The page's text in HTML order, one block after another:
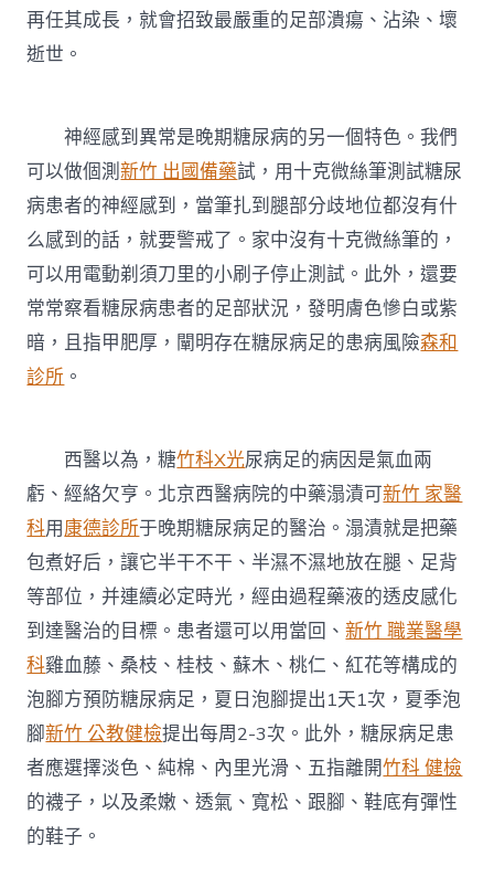
再任其成長，就會招致最嚴重的足部潰瘍、沾染、壞
逝世。
神經感到異常是晚期糖尿病的另一個特色。我們
可以做個測新竹 出國備藥試，用十克微絲筆測試糖尿
病患者的神經感到，當筆扎到腿部分歧地位都沒有什
么感到的話，就要警戒了。家中沒有十克微絲筆的，
可以用電動剃須刀里的小刷子停止測試。此外，還要
常常察看糖尿病患者的足部狀況，發明膚色慘白或紫
暗，且指甲肥厚，闡明存在糖尿病足的患病風險森和
診所 。
西醫以為，糖竹科X光尿病足的病因是氣血兩
虧、經絡欠亨。北京西醫病院的中藥溻漬可新竹 家醫
科用康德診所于晚期糖尿病足的醫治。溻漬就是把藥
包煮好后，讓它半干不干、半濕不濕地放在腿、足背
等部位，并連續必定時光，經由過程藥液的透皮感化
到達醫治的目標。患者還可以用當回、新竹 職業醫學
科雞血藤、桑枝、桂枝、蘇木、桃仁、紅花等構成的
泡腳方預防糖尿病足，夏日泡腳提出1天1次，夏季泡
腳新竹 公教健檢提出每周2-3次。此外，糖尿病足患
者應選擇淡色、純棉、內里光滑、五指離開竹科 健檢
的襪子，以及柔嫩、透氣、寬松、跟腳、鞋底有彈性
的鞋子。